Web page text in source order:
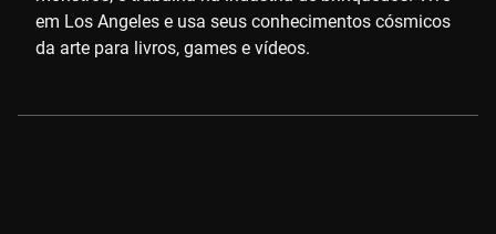
em Los Angeles e usa seus conhecimentos cósmicos
da arte para livros, games e vídeos.